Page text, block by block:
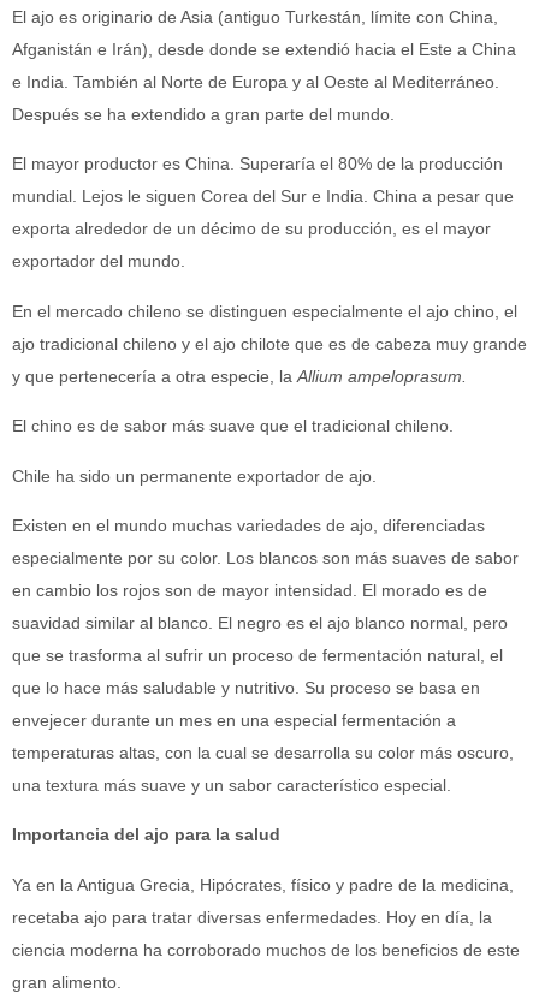
El ajo es originario de Asia (antiguo Turkestán, límite con China,
Afganistán e Irán), desde donde se extendió hacia el Este a China
e India. También al Norte de Europa y al Oeste al Mediterráneo.
Después se ha extendido a gran parte del mundo.
El mayor productor es China. Superaría el 80% de la producción
mundial. Lejos le siguen Corea del Sur e India. China a pesar que
exporta alrededor de un décimo de su producción, es el mayor
exportador del mundo.
En el mercado chileno se distinguen especialmente el ajo chino, el
ajo tradicional chileno y el ajo chilote que es de cabeza muy grande
y que pertenecería a otra especie, la Allium ampeloprasum.
El chino es de sabor más suave que el tradicional chileno.
Chile ha sido un permanente exportador de ajo.
Existen en el mundo muchas variedades de ajo, diferenciadas
especialmente por su color. Los blancos son más suaves de sabor
en cambio los rojos son de mayor intensidad. El morado es de
suavidad similar al blanco. El negro es el ajo blanco normal, pero
que se trasforma al sufrir un proceso de fermentación natural, el
que lo hace más saludable y nutritivo. Su proceso se basa en
envejecer durante un mes en una especial fermentación a
temperaturas altas, con la cual se desarrolla su color más oscuro,
una textura más suave y un sabor característico especial.
Importancia del ajo para la salud
Ya en la Antigua Grecia, Hipócrates, físico y padre de la medicina,
recetaba ajo para tratar diversas enfermedades. Hoy en día, la
ciencia moderna ha corroborado muchos de los beneficios de este
gran alimento.